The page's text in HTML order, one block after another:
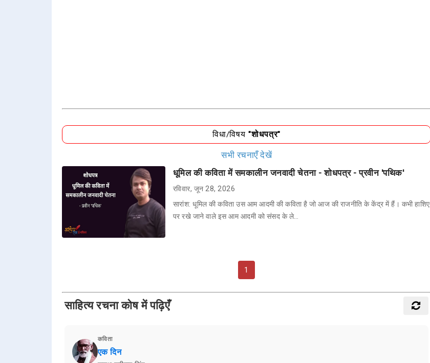
विधा/विषय"शोधपत्र"
सभी रचनाएँ देखें
धूमिल की कविता में समकालीन जनवादी चेतना - शोधपत्र - प्रवीन 'पथिक'
रविवार, जून 28, 2026
सारांश: धूमिल की कविता उस आम आदमी की कविता है जो आज की राजनीति के केंद्र में हैं। कभी हाशिए
पर रखे जाने वाले इस आम आदमी को संसद के ले…
1
साहित्य रचना कोष में पढ़िएँ
कविता
एक दिन